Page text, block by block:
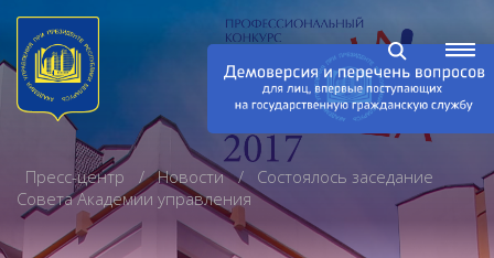
Пресс-центр Новости
Состоялось заседание
Совета Академии управления